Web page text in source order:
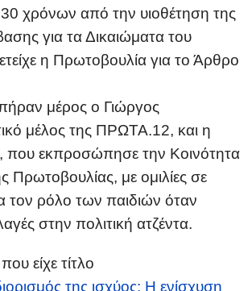
χρόνων από την υιοθέτηση της
για τα Δικαιώματα του
η Πρωτοβουλία για το Άρθρο
μέρος ο Γιώργος
μέλος της ΠΡΩΤΑ.12, και η
που εκπροσώπησε την Κοινότητα
Πρωτοβουλίας, με ομιλίες σε
τον ρόλο των παιδιών όταν
στην πολιτική ατζέντα.
είχε τίτλο
της ισχύος: Η ενίσχυση